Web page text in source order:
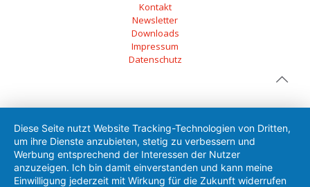
Kontakt
Newsletter
Downloads
Impressum
Datenschutz
Diese Seite nutzt Website Tracking-Technologien von Dritten,
um ihre Dienste anzubieten, stetig zu verbessern und
Werbung entsprechend der Interessen der Nutzer
anzuzeigen. Ich bin damit einverstanden und kann meine
Einwilligung jederzeit mit Wirkung für die Zukunft widerrufen